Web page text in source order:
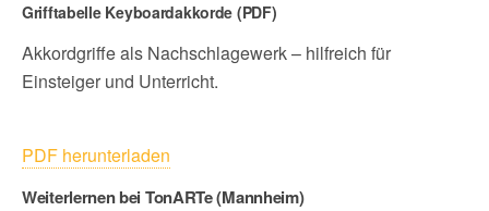
Grifftabelle Keyboardakkorde (PDF)
Akkordgriffe als Nachschlagewerk – hilfreich für
Einsteiger und Unterricht.
PDF herunterladen
Weiterlernen bei TonARTe (Mannheim)